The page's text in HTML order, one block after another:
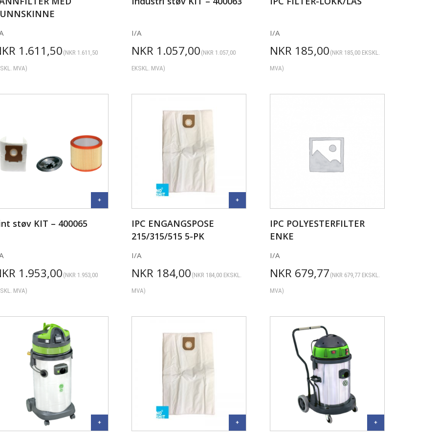
1.611,50 (NKR 1.611,50
MVA)
I/A
NKR 1.057,00 (NKR 1.057,00
EKSKL. MVA)
I/A
NKR 185,00 (NKR 185,00EKSKL.
MVA)
støv KIT – 400065
1.953,00 (NKR 1.953,00
MVA)
IPC ENGANGSPOSE
215/315/515 5-PK
I/A
NKR 184,00 (NKR 184,00 EKSKL.
MVA)
IPC POLYESTERFILTER
ENKE
I/A
NKR 679,77 (NKR 679,77EKSKL.
MVA)